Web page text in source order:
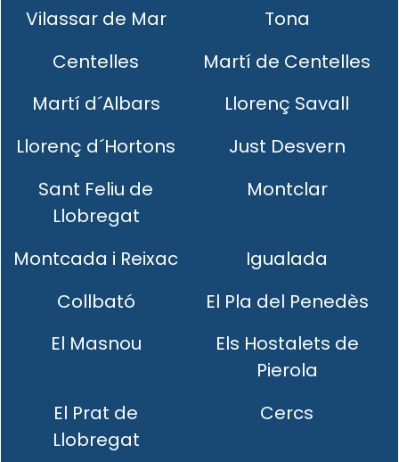
Vilassar de Mar
Tona
Centelles
Martí de Centelles
Martí d´Albars
Llorenç Savall
Llorenç d´Hortons
Just Desvern
Sant Feliu de
Llobregat
Montclar
Montcada i Reixac
Igualada
Collbató
El Pla del Penedès
El Masnou
Els Hostalets de
Pierola
El Prat de
Llobregat
Cercs